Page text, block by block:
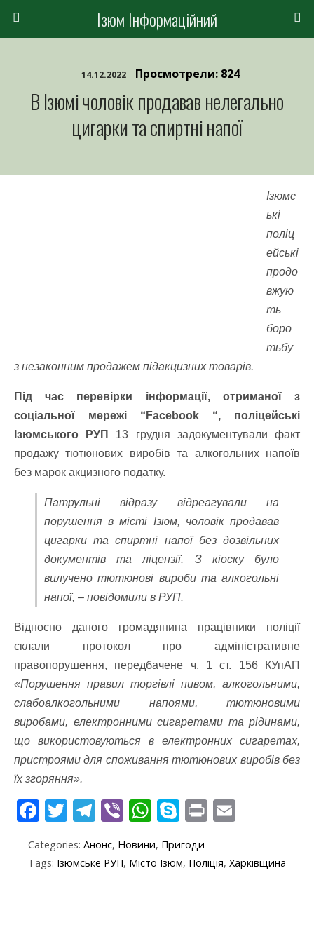
Ізюм Інформаційний
14.12.2022 Просмотрели: 824
В Ізюмі чоловік продавав нелегально
цигарки та спиртні напої
Ізюмс
ькі
поліц
ейські
продо
вжую
ть
боро
тьбу
з незаконним продажем підакцизних товарів.
Під час перевірки інформації, отриманої з
соціальної мережі “Facebook “, поліцейські
Ізюмського РУП
13 грудня задокументували факт
продажу тютюнових виробів та алкогольних напоїв
без марок акцизного податку.
Патрульні відразу відреагували на
порушення в місті Ізюм, чоловік продавав
цигарки та спиртні напої без дозвільних
документів та ліцензії. З кіоску було
вилучено тютюнові вироби та алкогольні
напої, – повідомили в РУП.
Відносно даного громадянина працівники поліції
склали протокол про адміністративне
правопорушення, передбачене ч. 1 ст. 156 КУпАП
«Порушення правил торгівлі пивом, алкогольними,
слабоалкогольними напоями, тютюновими
виробами, електронними сигаретами та рідинами,
що використовуються в електронних сигаретах,
пристроями для споживання тютюнових виробів без
їх згоряння».
F
e
b
T
itt
T
e
Vi
er
W
at
S
y
p
Pr
t ai
l
Categories: Анонс, Новини, Пригоди
Tags: Ізюмське РУП, Місто Ізюм, Поліція, Харківщина